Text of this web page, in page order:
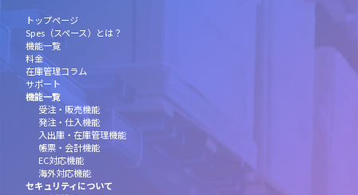
トップページ
Spes（スペース）とは？
機能一覧
料金
在庫管理コラム
サポート
機能一覧
受注・販売機能
発注・仕入機能
入出庫・在庫管理機能
帳票・会計機能
EC対応機能
海外対応機能
セキュリティについて